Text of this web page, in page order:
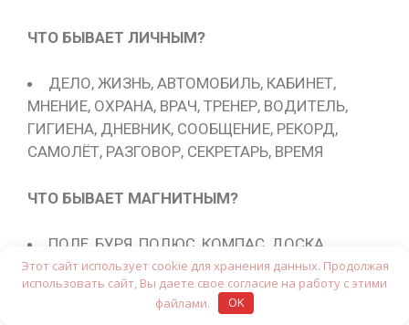
ЧТО БЫВАЕТ ЛИЧНЫМ?
ДЕЛО, ЖИЗНЬ, АВТОМОБИЛЬ, КАБИНЕТ,
МНЕНИЕ, ОХРАНА, ВРАЧ, ТРЕНЕР, ВОДИТЕЛЬ,
ГИГИЕНА, ДНЕВНИК, СООБЩЕНИЕ, РЕКОРД,
САМОЛЁТ, РАЗГОВОР, СЕКРЕТАРЬ, ВРЕМЯ
ЧТО БЫВАЕТ МАГНИТНЫМ?
ПОЛЕ, БУРЯ, ПОЛЮС, КОМПАС, ДОСКА,
ЗАСТЁЖКА, АНОМАЛИЯ, КАРТА, КАТУШКА,
ЛЕНТА, ЗАРЯДКА, ДЕРЖАТЕЛЬ
Этот сайт использует cookie для хранения данных. Продолжая
использовать сайт, Вы даете свое согласие на работу с этими
файлами.
OK